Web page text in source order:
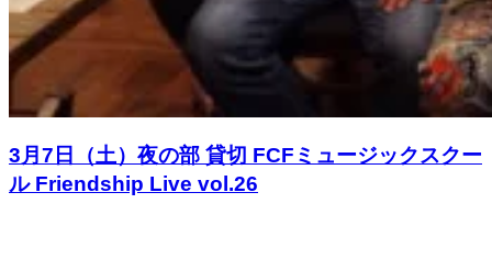
3月7日（土）夜の部 貸切 FCFミュージックスクー
ル Friendship Live vol.26